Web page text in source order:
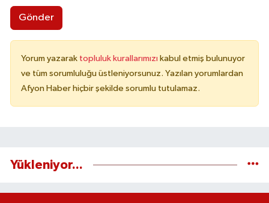
Gönder
Yorum yazarak topluluk kurallarımızı kabul etmiş bulunuyor
ve tüm sorumluluğu üstleniyorsunuz. Yazılan yorumlardan
Afyon Haber hiçbir şekilde sorumlu tutulamaz.
Yükleniyor...